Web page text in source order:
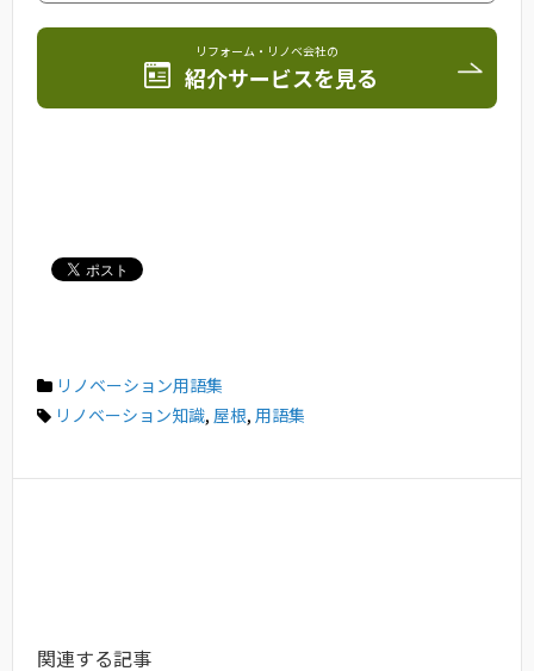
リフォーム・リノベ会社の
紹介サービスを見る
リノベーション用語集
リノベーション知識, 屋根, 用語集
関連する記事